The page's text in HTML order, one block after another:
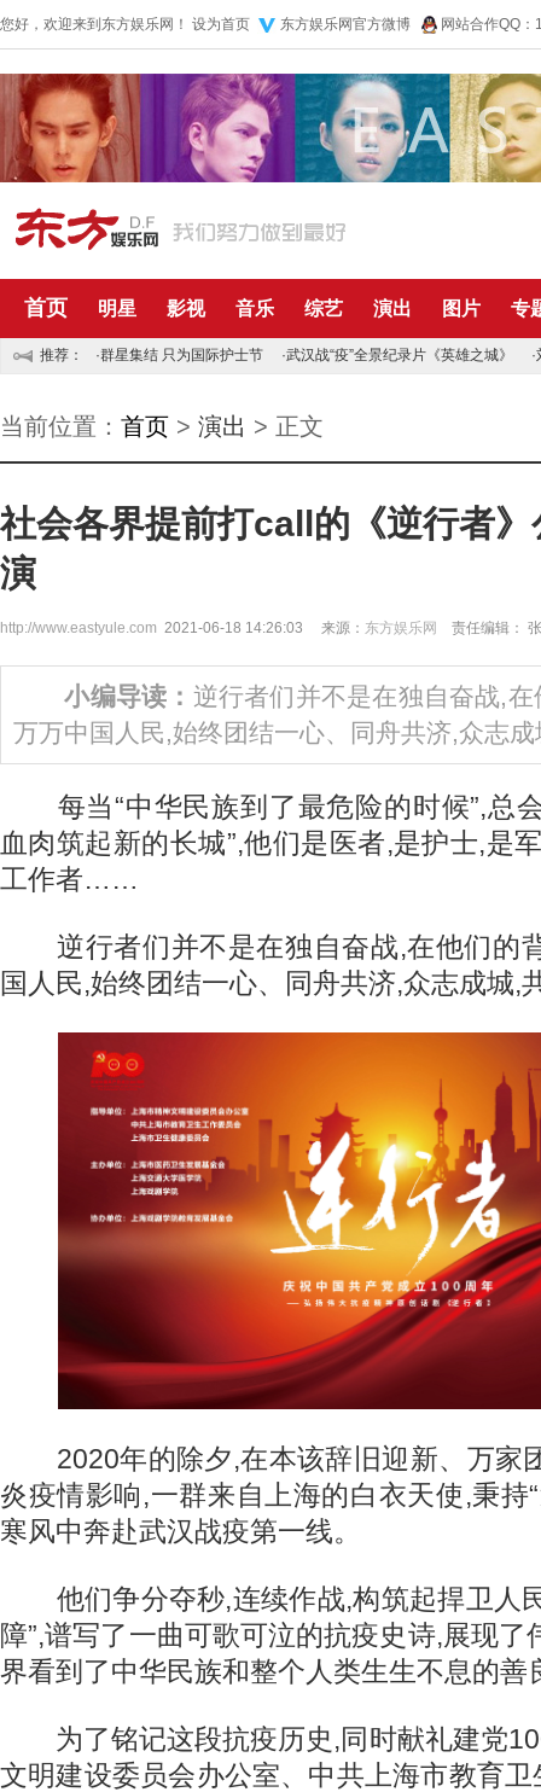
您好，欢迎来到东方娱乐网！ 设为首页 东方娱乐网官方微博 网站合作QQ
首页 明星 影视 音乐 综艺 演出 图片 专
推荐： ·群星集结 只为国际护士节 ·武汉战“疫”全景纪录片《英雄之城》 ·
当前位置： 首页 > 演出 > 正文
社会各界提前打call的《逆行者
演
http://www.eastyule.com 2021-06-18 14:26:03 来源： 东方娱乐网 责任编辑：
小编导读： 逆行者们并不是在独自奋战,
万万中国人民,始终团结一心、同舟共济,众志
每当“中华民族到了最危险的时候”,总
血肉筑起新的长城”,他们是医者,是护士,是
工作者……
逆行者们并不是在独自奋战,在他们的
国人民,始终团结一心、同舟共济,众志成城,
2020年的除夕,在本该辞旧迎新、万家
炎疫情影响,一群来自上海的白衣天使,秉持
寒风中奔赴武汉战疫第一线。
他们争分夺秒,连续作战,构筑起捍卫人
障”,谱写了一曲可歌可泣的抗疫史诗,展现了
界看到了中华民族和整个人类生生不息的善
为了铭记这段抗疫历史,同时献礼建党
文明建设委员会办公室、中共上海市教育